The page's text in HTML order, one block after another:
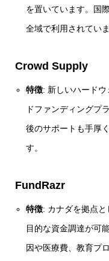
を置いています。国
全域で利用されていま
Crowd Supply
特徴: 新しいハード
ドファンディングプ
後のサポートも手厚
す。
FundRazr
特徴: カナダを拠点
目的な資金調達が可
因や医療費、教育プ